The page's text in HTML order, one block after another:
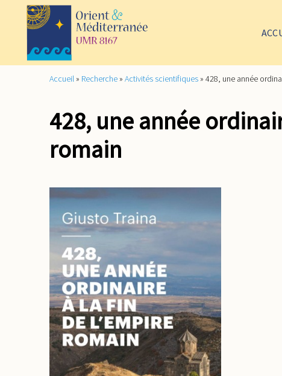
Accueil » Recherche » Activités scientifiques » 428, une année
428, une année
romain